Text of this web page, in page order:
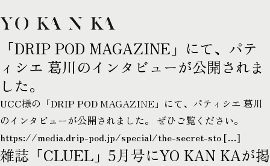
「DRIP POD MAGAZINE」にて、パテ
ィシエ 葛川のインタビューが公開されま
した。
UCC様の「DRIP POD MAGAZINE」にて、パティシエ 葛川
のインタビューが公開されました。 ぜひご覧ください。
https://media.drip-pod.jp/special/the-secret-sto […]
雑誌「CLUEL」5月号にYO KAN KAが掲
TOP
COLLECTION
COLLABORATION